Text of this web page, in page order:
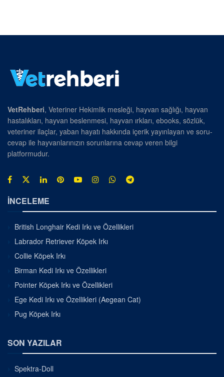
VetRehberi, Veteriner Hekimlik mesleği, hayvan sağlığı, hayvan
hastalıkları, hayvan beslenmesi, hayvan ırkları, ebooks, sözlük,
veteriner ilaçlar, yaban hayatı hakkında içerik yayınlayan ve soru-
cevap ile hayvanlarınızın sorunlarına cevap veren bilgi
platformudur.
İNCELEME
British Longhair Kedi Irkı ve Özellikleri
Labrador Retriever Köpek Irkı
Collie Köpek Irkı
Birman Kedi Irkı ve Özellikleri
Pointer Köpek Irkı ve Özellikleri
Ege Kedi Irkı ve Özellikleri (Aegean Cat)
Pug Köpek Irkı
SON YAZILAR
Spektra-Doll